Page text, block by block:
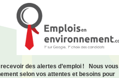
des alertes d’emploi ! Nous vous
selon vos attentes et besoins pour